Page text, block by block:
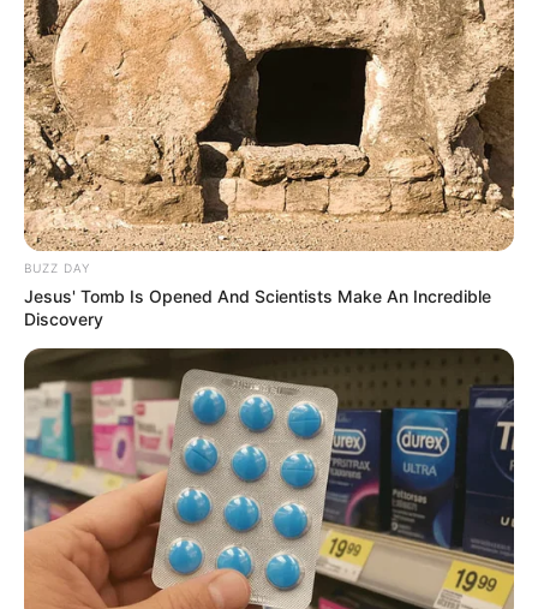
BUZZ DAY
Jesus' Tomb Is Opened And Scientists Make An Incredible
Discovery